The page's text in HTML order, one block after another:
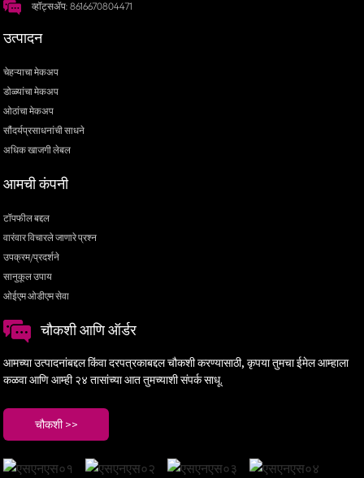
व्हॉट्सॲप: 8616670804471
उत्पादन
चेहऱ्याचा मेकअप
डोळ्यांचा मेकअप
ओठांचा मेकअप
सौंदर्यप्रसाधनांची साधने
अधिक खाजगी लेबल
आमची कंपनी
टॉपफील बद्दल
वारंवार विचारले जाणारे प्रश्न
उपक्रम/प्रदर्शने
सानुकूल उपाय
ओईएम ओडीएम सेवा
चौकशी आणि ऑर्डर
आमच्या उत्पादनांबद्दल किंवा दरपत्रकाबद्दल चौकशी करण्यासाठी, कृपया तुमचा ईमेल आम्हाला
कळवा आणि आम्ही २४ तासांच्या आत तुमच्याशी संपर्क साधू.
चौकशी >>